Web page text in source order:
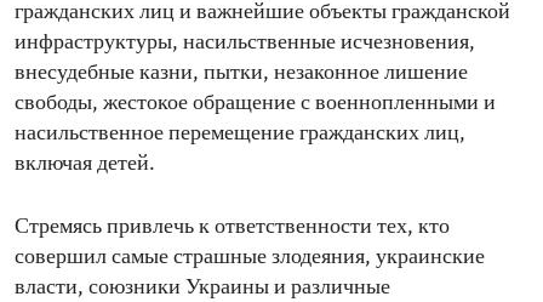
гражданских лиц и важнейшие объекты гражданской
инфраструктуры, насильственные исчезновения,
внесудебные казни, пытки, незаконное лишение
свободы, жестокое обращение с военнопленными и
насильственное перемещение гражданских лиц,
включая детей.
Стремясь привлечь к ответственности тех, кто
совершил самые страшные злодеяния, украинские
власти, союзники Украины и различные